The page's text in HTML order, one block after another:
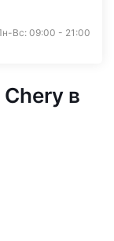
Вс: 09:00 - 21:00
в